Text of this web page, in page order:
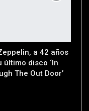
a 42 años
último disco ‘In
The Out Door’